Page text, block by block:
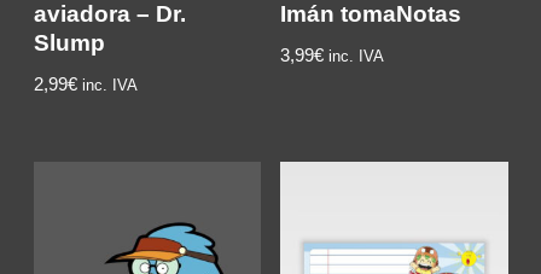
aviadora – Dr.
Slump
2,99€ inc. IVA
Imán tomaNotas
3,99€ inc. IVA